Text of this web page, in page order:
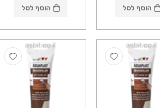
הוסף לסל הוסף לסל